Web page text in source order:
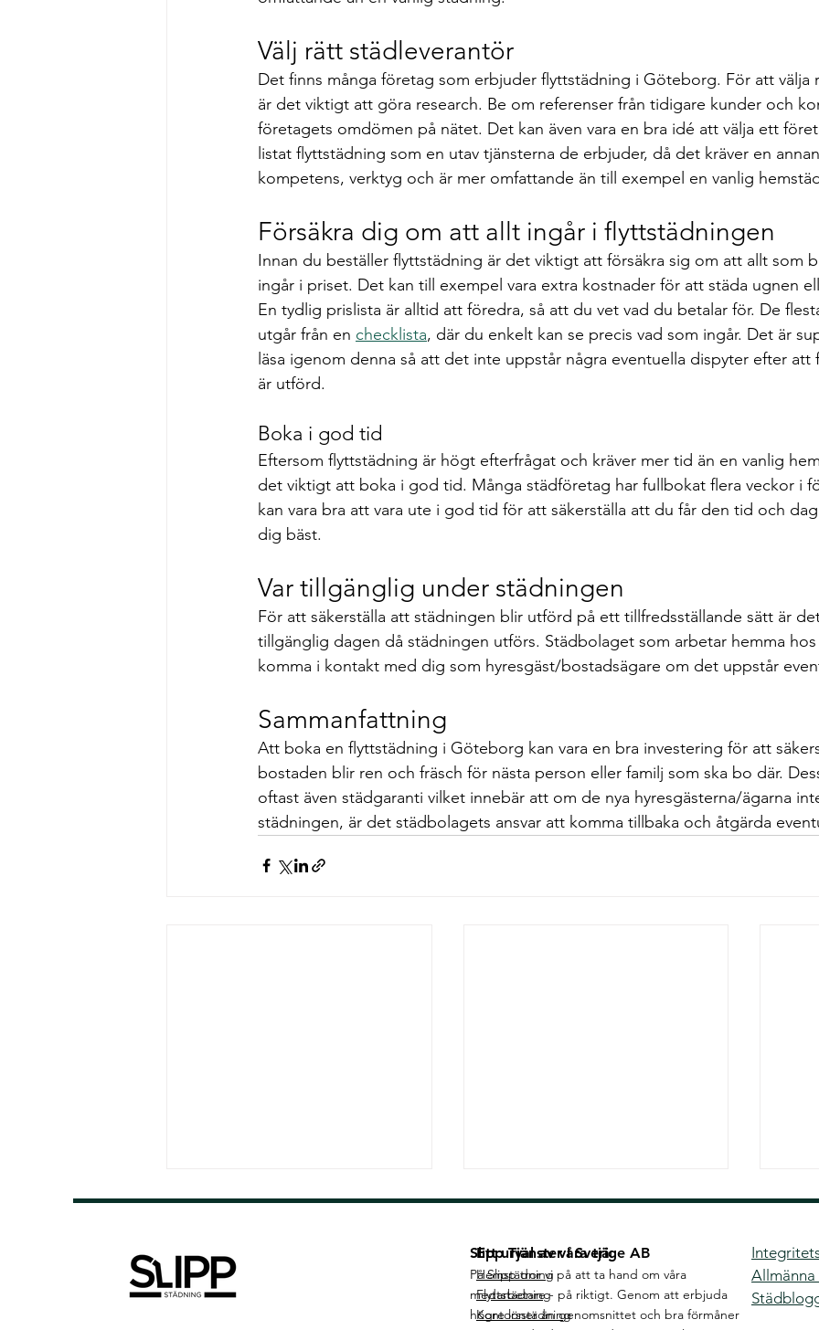
Välj rätt städleverantör
Det finns många företag som erbjuder flyttstädning i Göteborg. För att välja
är det viktigt att göra research. Be om referenser från tidigare kunder och
företagets omdömen på nätet. Det kan även vara en bra idé att välja ett
listat flyttstädning som en utav tjänsterna de erbjuder, då det kräver en
kompetens, verktyg och är mer omfattande än till exempel en vanlig
Försäkra dig om att allt ingår i flyttstädningen
Innan du beställer flyttstädning är det viktigt att försäkra sig om att allt som
ingår i priset. Det kan till exempel vara extra kostnader för att städa ugnen
En tydlig prislista är alltid att föredra, så att du vet vad du betalar för. De
utgår från en checklista, där du enkelt kan se precis vad som ingår. Det är
läsa igenom denna så att det inte uppstår några eventuella dispyter efter att
är utförd.
Boka i god tid
Eftersom flyttstädning är högt efterfrågat och kräver mer tid än en vanlig
det viktigt att boka i god tid. Många städföretag har fullbokat flera veckor i
kan vara bra att vara ute i god tid för att säkerställa att du får den tid och
dig bäst.
Var tillgänglig under städningen
För att säkerställa att städningen blir utförd på ett tillfredsställande sätt är
tillgänglig dagen då städningen utförs. Städbolaget som arbetar hemma
komma i kontakt med dig som hyresgäst/bostadsägare om det uppstår
Sammanfattning
Att boka en flyttstädning i Göteborg kan vara en bra investering för att
bostaden blir ren och fräsch för nästa person eller familj som ska bo där.
oftast även städgaranti vilket innebär att om de nya hyresgästerna/ägarna
städningen, är det städbolagets ansvar att komma tillbaka och åtgärda
Ett urval av våra tjänster
Hemstädning
Flyttstädning
Kontorsstädning
Slipp Tjänster I Sverige AB
På Slipp tror vi på att ta hand om våra
medarbetare- på riktigt. Genom att erbjuda
högre löner än genomsnittet och bra förmåner